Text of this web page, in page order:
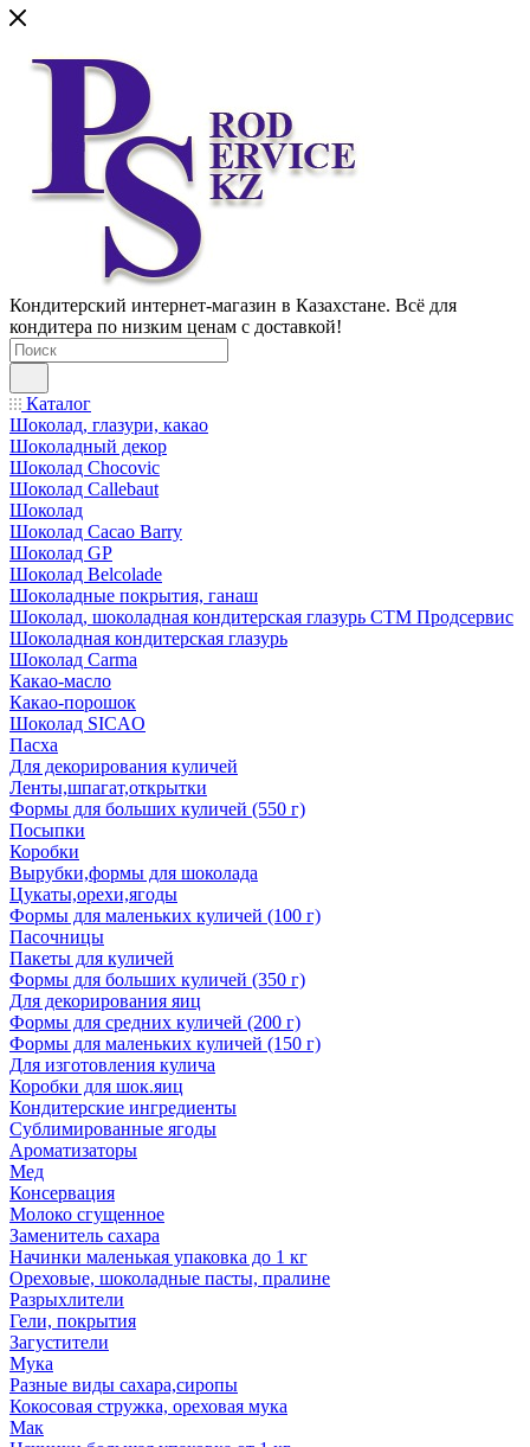
Кондитерский интернет-магазин в Казахстане. Всё для
кондитера по низким ценам с доставкой!
Каталог
Шоколад, глазури, какао
Шоколадный декор
Шоколад Chocovic
Шоколад Callebaut
Шоколад
Шоколад Cacao Barry
Шоколад GP
Шоколад Belcolade
Шоколадные покрытия, ганаш
Шоколад, шоколадная кондитерская глазурь СТМ Продсервис
Шоколадная кондитерская глазурь
Шоколад Carma
Какао-масло
Какао-порошок
Шоколад SICAO
Пасха
Для декорирования куличей
Ленты,шпагат,открытки
Формы для больших куличей (550 г)
Посыпки
Коробки
Вырубки,формы для шоколада
Цукаты,орехи,ягоды
Формы для маленьких куличей (100 г)
Пасочницы
Пакеты для куличей
Формы для больших куличей (350 г)
Для декорирования яиц
Формы для средних куличей (200 г)
Формы для маленьких куличей (150 г)
Для изготовления кулича
Коробки для шок.яиц
Кондитерские ингредиенты
Сублимированные ягоды
Ароматизаторы
Мед
Консервация
Молоко сгущенное
Заменитель сахара
Начинки маленькая упаковка до 1 кг
Ореховые, шоколадные пасты, пралине
Разрыхлители
Гели, покрытия
Загустители
Мука
Разные виды сахара,сиропы
Кокосовая стружка, ореховая мука
Мак